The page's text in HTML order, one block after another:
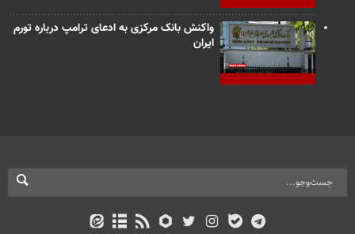
واکنش بانک مرکزی به ادعای ترامپ درباره تورم
ایران